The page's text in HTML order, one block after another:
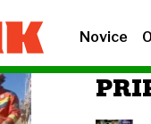
Novice